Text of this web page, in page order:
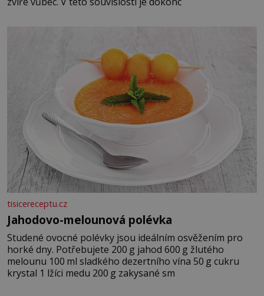
tisicereceptu.cz
Jahodovo-melounová polévka
Studené ovocné polévky jsou ideálním osvěžením pro
horké dny. Potřebujete 200 g jahod 600 g žlutého
melounu 100 ml sladkého dezertního vína 50 g cukru
krystal 1 lžíci medu 200 g zakysané sm